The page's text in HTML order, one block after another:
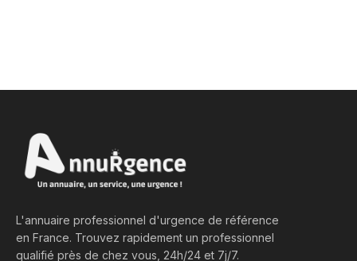
L'annuaire professionnel d'urgence de référence
en France. Trouvez rapidement un professionnel
qualifié près de chez vous, 24h/24 et 7j/7.